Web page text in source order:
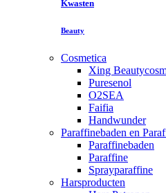
Kwasten
Beauty
Cosmetica
Xing
Puresenol
O2SEA
Faifia
Handwunder
Paraffinebaden en
Paraffinebaden
Paraffine
Sprayparaffine
Harsproducten